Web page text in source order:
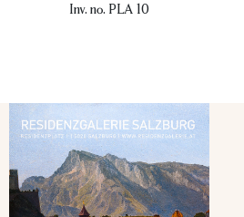
Inv. no. PLA 10